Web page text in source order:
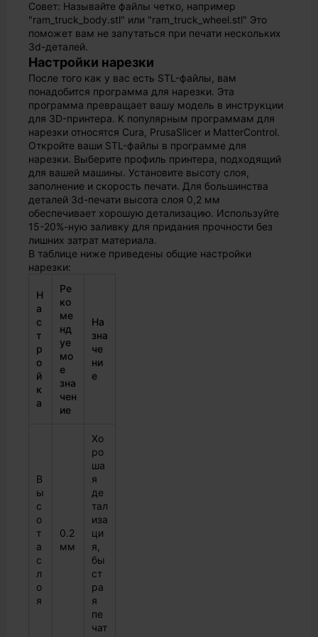
Совет: Называйте файлы четко, например
"ram_truck_body.stl" или "ram_truck_wheel.stl" Это
поможет вам не запутаться при печати нескольких
3d-деталей.
Настройки нарезки
После того как у вас есть STL-файлы, вам
понадобится программа для нарезки. Эта
программа превращает вашу модель в инструкции
для 3D-принтера. К популярным программам для
нарезки относятся Cura, PrusaSlicer и MatterControl.
Откройте ваши STL-файлы в программе для
нарезки. Выберите профиль принтера, подходящий
для вашей машины. Установите высоту слоя,
заполнение и скорость печати. Для большинства
деталей 3d-печати высота слоя 0,2 мм
обеспечивает хорошую детализацию. Используйте
15-20%-ную заливку для придания прочности без
лишних затрат материала.
В таблице ниже приведены общие настройки
нарезки:
Н
а
с
т
р
о
й
к
а
Ре
ко
ме
нд
уе
мо
е
зна
чен
ие
На
зна
че
ни
е
В
ы
с
о
т
а
с
л
о
я
0.2
мм
Хо
ро
ша
я
де
тал
иза
ци
я,
бы
ст
ра
я
пе
чат